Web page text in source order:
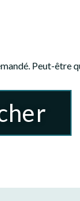
Peut-être